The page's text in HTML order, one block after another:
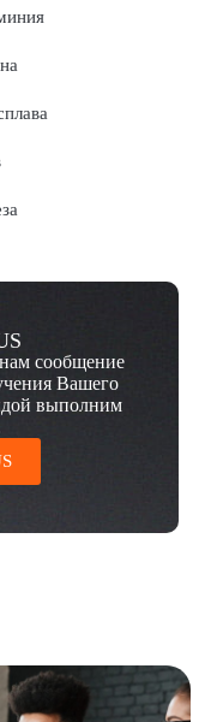
сообщение
Вашего
выполним